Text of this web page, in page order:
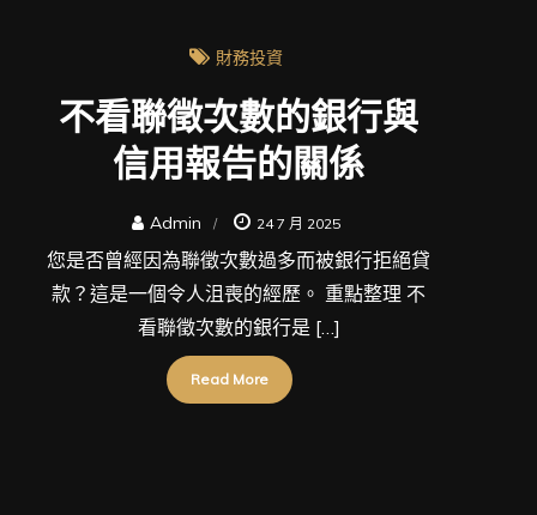
財務投資
不看聯徵次數的銀行與
信用報告的關係
Admin 24 7 月 2025
您是否曾經因為聯徵次數過多而被銀行拒絕貸
款？這是一個令人沮喪的經歷。 重點整理 不
看聯徵次數的銀行是 […]
Read More